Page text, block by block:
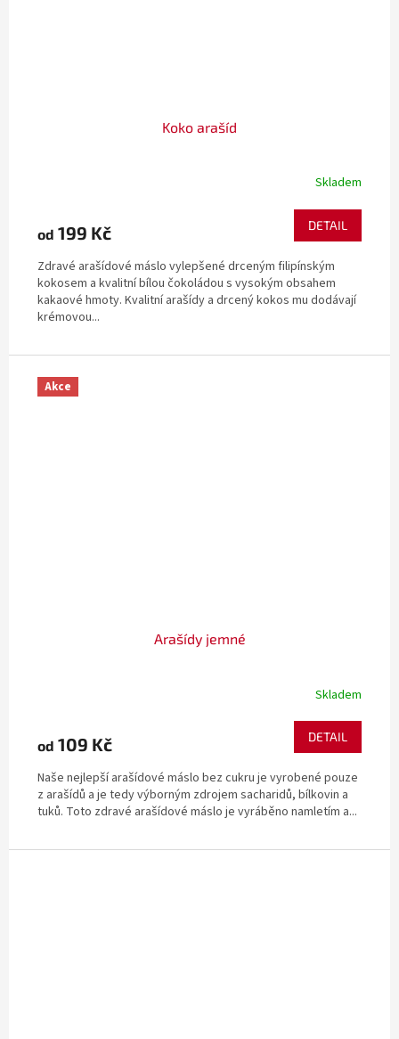
Koko arašíd
Skladem
od 199 Kč DETAIL
Zdravé arašídové máslo vylepšené drceným filipínským
kokosem a kvalitní bílou čokoládou s vysokým obsahem
kakaové hmoty. Kvalitní arašídy a drcený kokos mu dodávají
krémovou...
Akce
Arašídy jemné
Skladem
od 109 Kč DETAIL
Naše nejlepší arašídové máslo bez cukru je vyrobené pouze
z arašídů a je tedy výborným zdrojem sacharidů, bílkovin a
tuků. Toto zdravé arašídové máslo je vyráběno namletím a...